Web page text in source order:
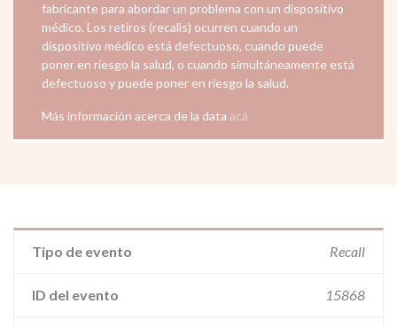
fabricante para abordar un problema con un dispositivo
médico. Los retiros (recalls) ocurren cuando un
dispositivo médico está defectuoso, cuando puede
poner en riesgo la salud, o cuando simultáneamente está
defectuoso y puede poner en riesgo la salud.
Más información acerca de la data acá
Tipo de evento Recall
ID del evento 15868